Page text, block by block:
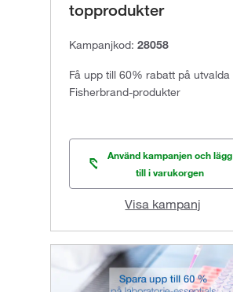
topprodukter
Kampanjkod: 28058
Få upp till 60% rabatt på utvalda
Fisherbrand-produkter
Använd kampanjen och lägg
till i varukorgen
Visa kampanj